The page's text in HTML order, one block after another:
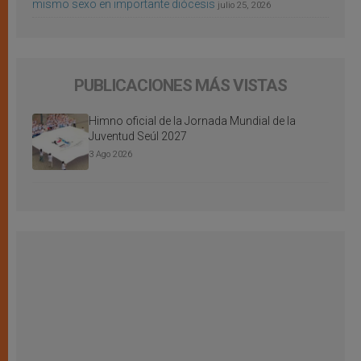
mismo sexo en importante diócesis julio 25, 2026
PUBLICACIONES MÁS VISTAS
Himno oficial de la Jornada Mundial de la
Juventud Seúl 2027
3 Ago 2026